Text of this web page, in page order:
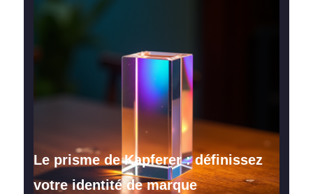
Le prisme de Kapferer : définissez
votre identité de marque